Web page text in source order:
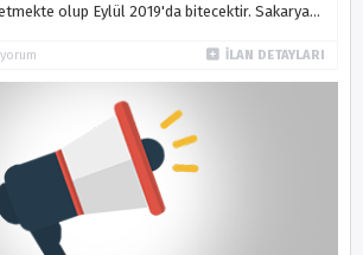
olup Eylül 2019'da bitecektir. Sakarya
İLAN DETAYLARI